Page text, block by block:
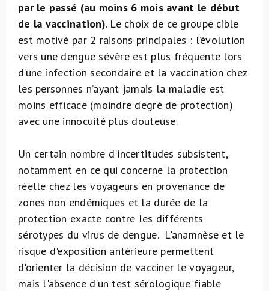
par le passé (au moins 6 mois avant le début
de la vaccination). Le choix de ce groupe cible
est motivé par 2 raisons principales : l’évolution
vers une dengue sévère est plus fréquente lors
d’une infection secondaire et la vaccination chez
les personnes n’ayant jamais la maladie est
moins efficace (moindre degré de protection)
avec une innocuité plus douteuse.
Un certain nombre d'incertitudes subsistent,
notamment en ce qui concerne la protection
réelle chez les voyageurs en provenance de
zones non endémiques et la durée de la
protection exacte contre les différents
sérotypes du virus de dengue. L'anamnèse et le
risque d'exposition antérieure permettent
d'orienter la décision de vacciner le voyageur,
mais l'absence d'un test sérologique fiable